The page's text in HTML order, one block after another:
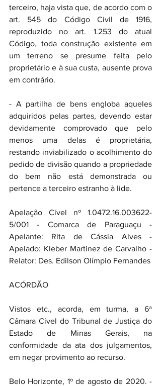
terceiro, haja vista que, de acordo com o
art. 545 do Código Civil de 1916,
reproduzido no art. 1.253 do atual
Código, toda construção existente em
um terreno se presume feita pelo
proprietário e à sua custa, ausente prova
em contrário.
- A partilha de bens engloba aqueles
adquiridos pelas partes, devendo estar
devidamente comprovado que pelo
menos uma delas é proprietária,
restando inviabilizado o acolhimento do
pedido de divisão quando a propriedade
do bem não está demonstrada ou
pertence a terceiro estranho à lide.
Apelação Cível nº 1.0472.16.003622-
5/001 - Comarca de Paraguaçu -
Apelante: Rita de Cássia Alves -
Apelado: Kleber Martinez de Carvalho -
ACÓRDÃO
Vistos etc., acorda, em turma, a 6ª
Câmara Cível do Tribunal de Justiça do
Estado de Minas Gerais, na
conformidade da ata dos julgamentos,
em negar provimento ao recurso.
Belo Horizonte, 1º de agosto de 2020. -